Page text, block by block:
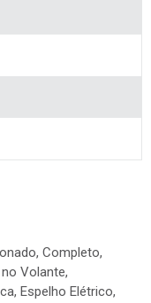
Completo,
Volante,
Espelho Elétrico,